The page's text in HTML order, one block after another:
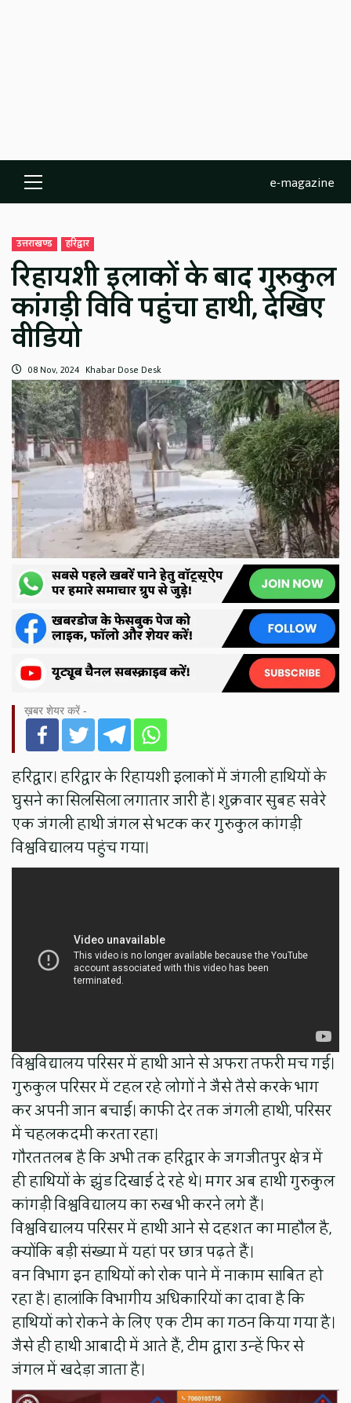
Primary
Menu
e-magazine
उत्तराखण्ड हरिद्वार
रिहायशी इलाकों के बाद गुरुकुल
कांगड़ी विवि पहुंचा हाथी, देखिए
वीडियो
08 Nov, 2024 Khabar Dose Desk
ख़बर शेयर करें -
हरिद्वार। हरिद्वार के रिहायशी इलाकों में जंगली हाथियों के
घुसने का सिलसिला लगातार जारी है। शुक्रवार सुबह सवेरे
एक जंगली हाथी जंगल से भटक कर गुरुकुल कांगड़ी
विश्वविद्यालय पहुंच गया।
विश्वविद्यालय परिसर में हाथी आने से अफरा तफरी मच गई।
गुरुकुल परिसर में टहल रहे लोगों ने जैसे तैसे करके भाग
कर अपनी जान बचाई। काफी देर तक जंगली हाथी, परिसर
में चहलकदमी करता रहा।
गौरततलब है कि अभी तक हरिद्वार के जगजीतपुर क्षेत्र में
ही हाथियों के झुंड दिखाई दे रहे थे। मगर अब हाथी गुरुकुल
कांगड़ी विश्वविद्यालय का रुख भी करने लगे हैं।
विश्वविद्यालय परिसर में हाथी आने से दहशत का माहौल है,
क्योंकि बड़ी संख्या में यहां पर छात्र पढ़ते हैं।
वन विभाग इन हाथियों को रोक पाने में नाकाम साबित हो
रहा है। हालांकि विभागीय अधिकारियों का दावा है कि
हाथियों को रोकने के लिए एक टीम का गठन किया गया है।
जैसे ही हाथी आबादी में आते हैं, टीम द्वारा उन्हें फिर से
जंगल में खदेड़ा जाता है।